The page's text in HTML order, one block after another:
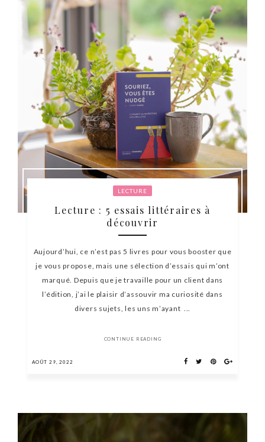
LECTURE
Lecture : 5 essais littéraires à
découvrir
Aujourd’hui, ce n’est pas 5 livres pour vous booster que
je vous propose, mais une sélection d’essais qui m’ont
marqué. Depuis que je travaille pour un client dans
l’édition, j’ai le plaisir d’assouvir ma curiosité dans
divers sujets, les uns m’ayant ...
CONTINUE READING
AOÛT 29, 2022